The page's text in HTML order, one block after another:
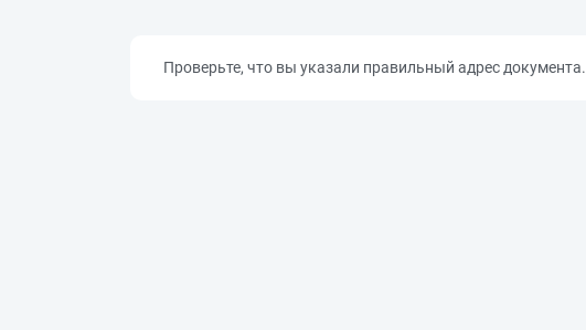
Проверьте, что вы указали правильный адрес документа.